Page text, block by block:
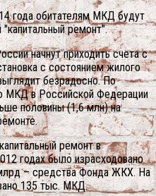
года обитателям МКД будут
ремонт".
начнут приходить счета с
с состоянием жилого
безрадосно.По
МКД в Российской Федерации
половины (1,6 млн) на
ремонт в
годах было израсходовано
– средства Фонда ЖКХ. На
135 тыс. МКД.